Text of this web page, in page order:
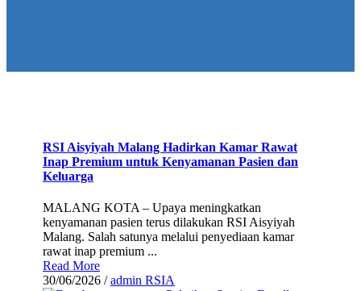
RSI Aisyiyah Malang Hadirkan Kamar Rawat
Inap Premium untuk Kenyamanan Pasien dan
Keluarga
MALANG KOTA – Upaya meningkatkan
kenyamanan pasien terus dilakukan RSI Aisyiyah
Malang. Salah satunya melalui penyediaan kamar
rawat inap premium ...
Read More
30/06/2026 /admin RSIA